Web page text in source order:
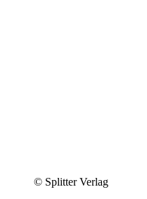
© Splitter Verlag